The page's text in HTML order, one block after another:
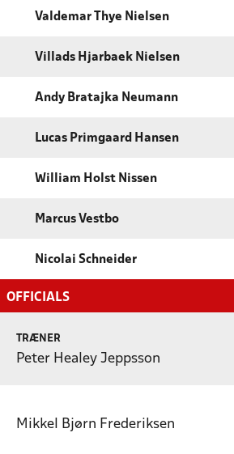
Valdemar Thye Nielsen
Villads Hjarbaek Nielsen
Andy Bratajka Neumann
Lucas Primgaard Hansen
William Holst Nissen
Marcus Vestbo
Nicolai Schneider
OFFICIALS
TRÆNER
Peter Healey Jeppsson
Mikkel Bjørn Frederiksen